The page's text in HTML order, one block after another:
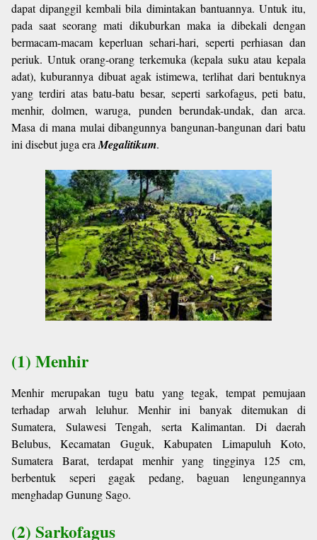
dapat dipanggil kembali bila dimintakan bantuannya. Untuk itu,
pada saat seorang mati dikuburkan maka ia dibekali dengan
bermacam-macam keperluan sehari-hari, seperti perhiasan dan
periuk. Untuk orang-orang terkemuka (kepala suku atau kepala
adat), kuburannya dibuat agak istimewa, terlihat dari bentuknya
yang terdiri atas batu-batu besar, seperti sarkofagus, peti batu,
menhir, dolmen, waruga, punden berundak-undak, dan arca.
Masa di mana mulai dibangunnya bangunan-bangunan dari batu
ini disebut juga eraMegalitikum.
(1) Menhir
Menhir merupakan tugu batu yang tegak, tempat pemujaan
terhadap arwah leluhur. Menhir ini banyak ditemukan di
Sumatera, Sulawesi Tengah, serta Kalimantan. Di daerah
Belubus, Kecamatan Guguk, Kabupaten Limapuluh Koto,
Sumatera Barat, terdapat menhir yang tingginya 125 cm,
berbentuk seperi gagak pedang, baguan lengungannya
menghadap Gunung Sago.
(2) Sarkofagus